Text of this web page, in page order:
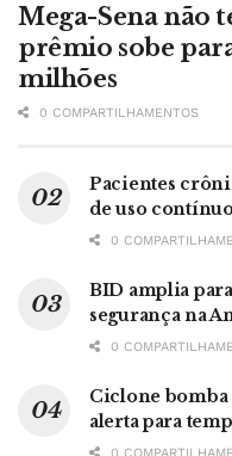
Mega-Sena não
prêmio sobe
milhões
0 COMPARTILHAMENTOS
Pacientes
de uso
0
BID amplia
segurança na
0
Ciclone bomba
alerta para
0